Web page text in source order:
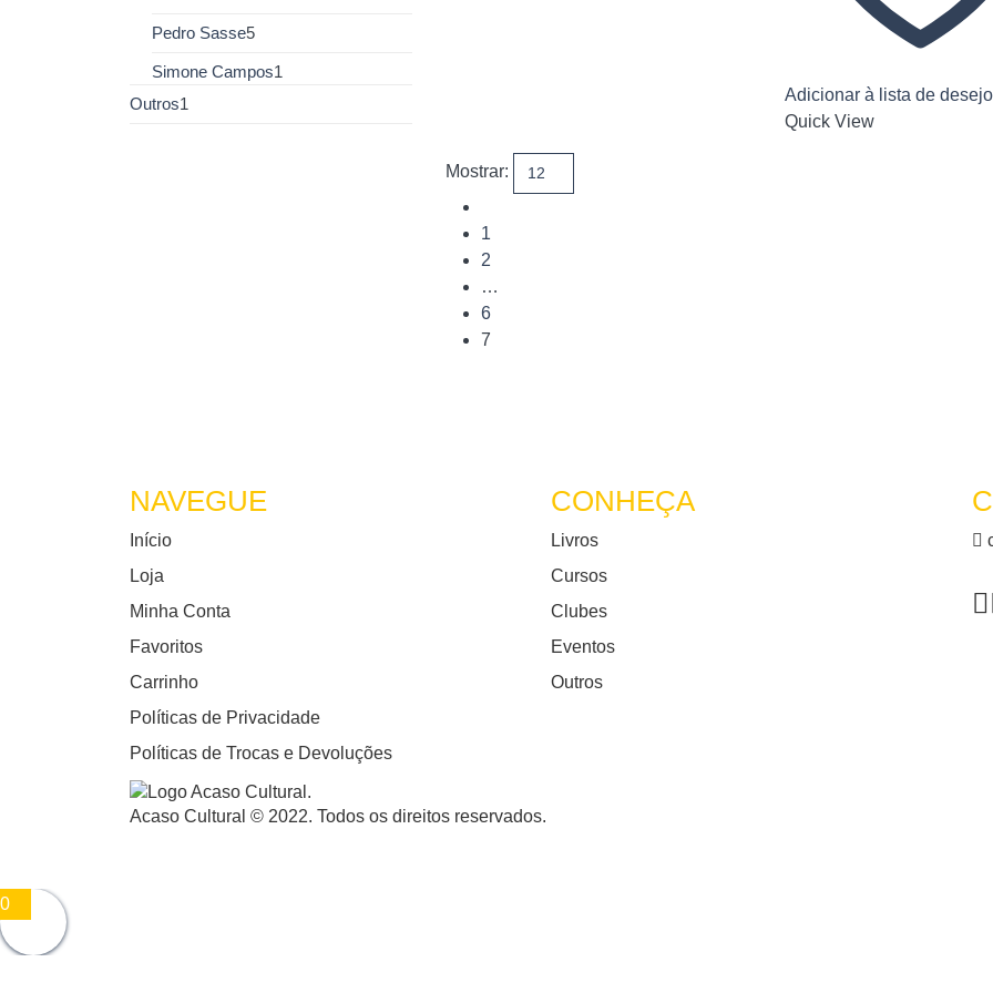
Adicionar à lista de
Quick View
Mostrar:
1
2
…
6
7
Pedro Sasse5
Simone Campos1
Outros1
NAVEGUE
Início
Loja
Minha Conta
Favoritos
Carrinho
Políticas de Privacidade
Políticas de Trocas e Devoluções
CONHEÇA
Livros
Cursos
Clubes
Eventos
Outros
Acaso Cultural © 2022. Todos os direitos reservados.
0